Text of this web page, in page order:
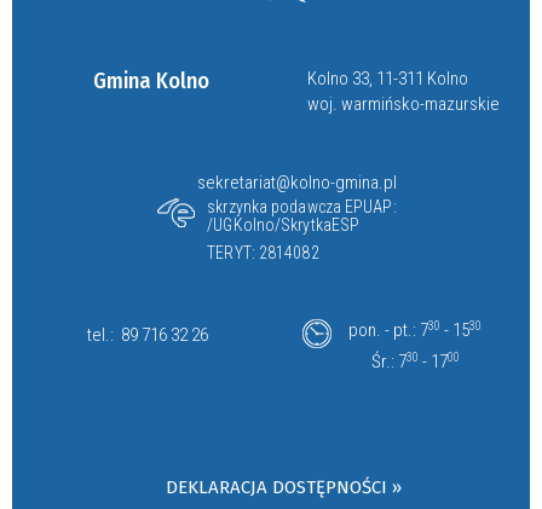
Gmina Kolno
Kolno 33, 11-311 Kolno
woj. warmińsko-mazurskie
sekretariat@kolno-gmina.pl
skrzynka podawcza EPUAP:
/UGKolno/SkrytkaESP
TERYT: 2814082
tel.: 89 716 32 26 pon. - pt.: 730 - 1530
Śr.: 730 - 1700
DEKLARACJA DOSTĘPNOŚCI »